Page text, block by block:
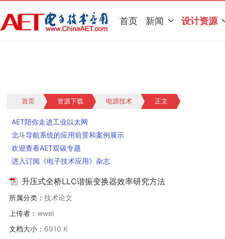
首页 新闻 设计资源
首页 资源下载 电源技术 正文
AET陪你走进工业以太网
北斗导航系统的应用前景和案例展示
欢迎查看AET双碳专题
进入订阅《电子技术应用》杂志
升压式全桥LLC谐振变换器效率研究方法
所属分类：技术论文
上传者：wwei
文档大小： 6910 K